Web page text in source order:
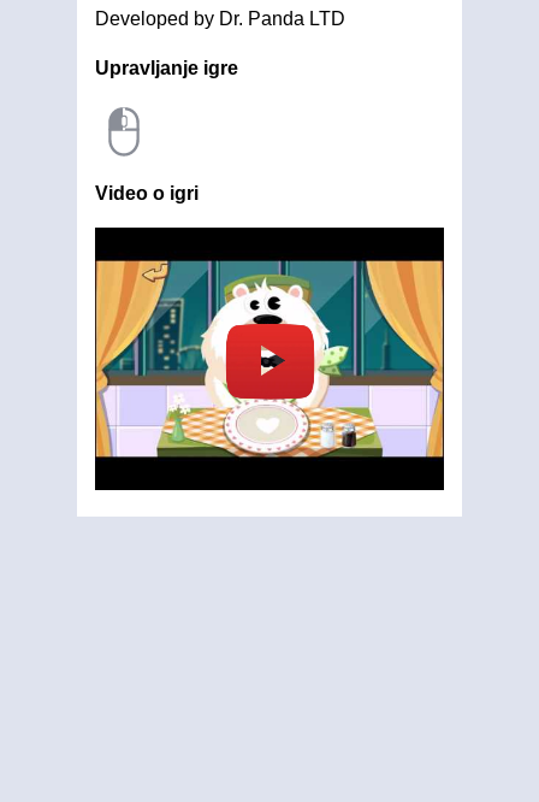
Developed by Dr. Panda LTD
Upravljanje igre
Video o igri